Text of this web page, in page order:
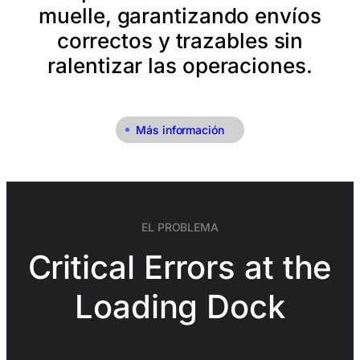
muelle, garantizando envíos
correctos y trazables sin
ralentizar las operaciones.
Más información
EL PROBLEMA
Critical Errors at the
Loading Dock